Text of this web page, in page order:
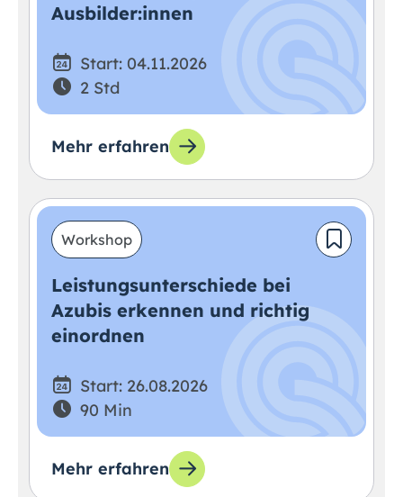
Ausbilder:innen
Start: 04.11.2026
2 Std
Mehr erfahren
Workshop
Leistungsunterschiede bei
Azubis erkennen und richtig
einordnen
Start: 26.08.2026
90 Min
Mehr erfahren